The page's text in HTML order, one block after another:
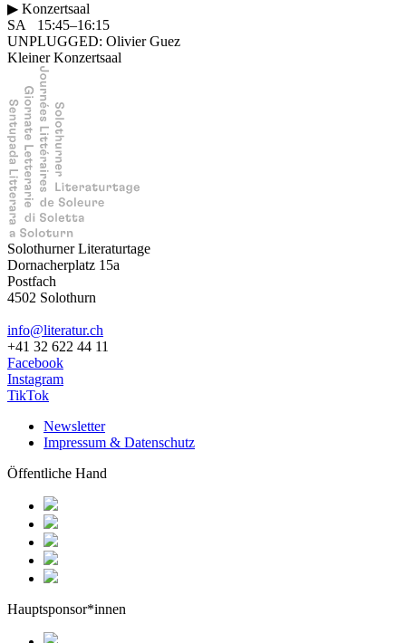
▶ Konzertsaal
SA 15:45–16:15
UNPLUGGED: Olivier Guez
Kleiner Konzertsaal
Solothurner Literaturtage
Dornacherplatz 15a
Postfach
4502 Solothurn
info@literatur.ch
+41 32 622 44 11
Facebook
Instagram
TikTok
Newsletter
Impressum & Datenschutz
Öffentliche Hand
Hauptsponsor*innen